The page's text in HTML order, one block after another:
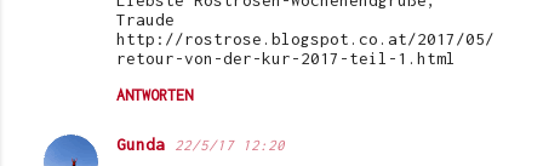
Traude
http://rostrose.blogspot.co.at/2017/05/
retour-von-der-kur-2017-teil-1.html
ANTWORTEN
Gunda 22/5/17 12:20